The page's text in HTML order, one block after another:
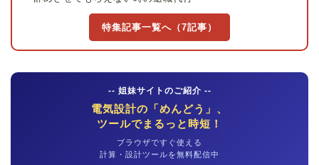
特集記事一覧へ（7記事）
-- 姐妹サイトのご紹介 --
電気設計の「めんどう」、
ツールでまるっと時短！
ブラウザですぐ使える
計算・設計ツールを無料配信中